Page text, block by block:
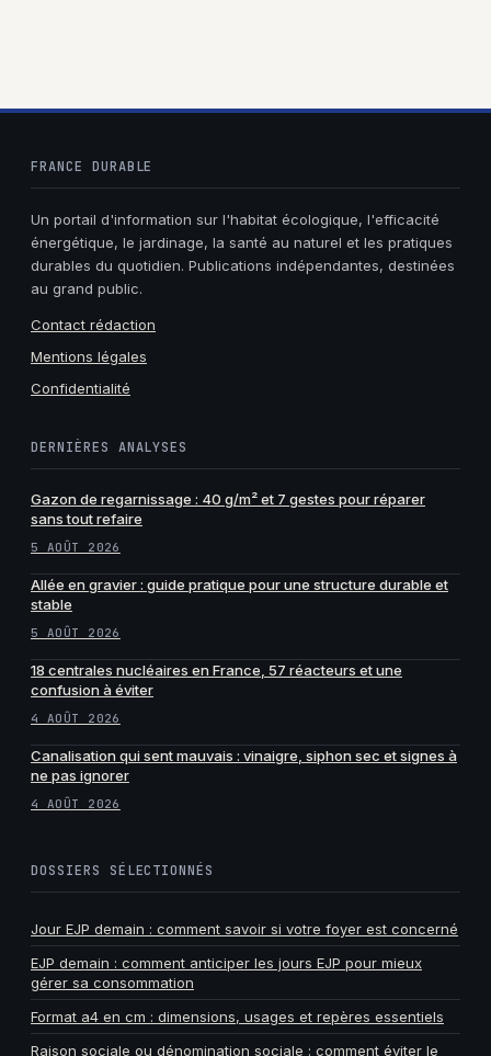
FRANCE DURABLE
Un portail d'information sur l'habitat écologique, l'efficacité
énergétique, le jardinage, la santé au naturel et les pratiques
durables du quotidien. Publications indépendantes, destinées
au grand public.
Contact rédaction
Mentions légales
Confidentialité
DERNIÈRES ANALYSES
Gazon de regarnissage : 40 g/m² et 7 gestes pour réparer
sans tout refaire
5 AOÛT 2026
Allée en gravier : guide pratique pour une structure durable et
stable
5 AOÛT 2026
18 centrales nucléaires en France, 57 réacteurs et une
confusion à éviter
4 AOÛT 2026
Canalisation qui sent mauvais : vinaigre, siphon sec et signes à
ne pas ignorer
4 AOÛT 2026
DOSSIERS SÉLECTIONNÉS
Jour EJP demain : comment savoir si votre foyer est concerné
EJP demain : comment anticiper les jours EJP pour mieux
gérer sa consommation
Format a4 en cm : dimensions, usages et repères essentiels
Raison sociale ou dénomination sociale : comment éviter le